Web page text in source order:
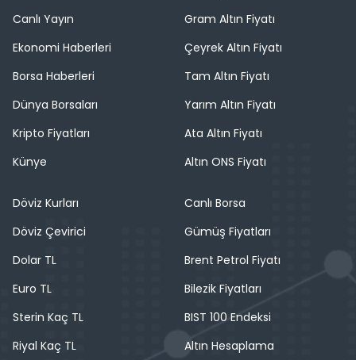
Canlı Yayın
Ekonomi Haberleri
Borsa Haberleri
Dünya Borsaları
Kripto Fiyatları
Künye
Gram Altın Fiyatı
Çeyrek Altın Fiyatı
Tam Altın Fiyatı
Yarım Altın Fiyatı
Ata Altın Fiyatı
Altın ONS Fiyatı
Döviz Kurları
Döviz Çevirici
Dolar TL
Euro TL
Sterin Kaç TL
Riyal Kaç TL
Canlı Borsa
Gümüş Fiyatları
Brent Petrol Fiyatı
Bilezik Fiyatları
BIST 100 Endeksi
Altın Hesaplama